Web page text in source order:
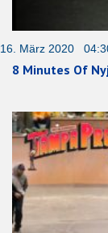
16. März 2020
8 Minutes Of